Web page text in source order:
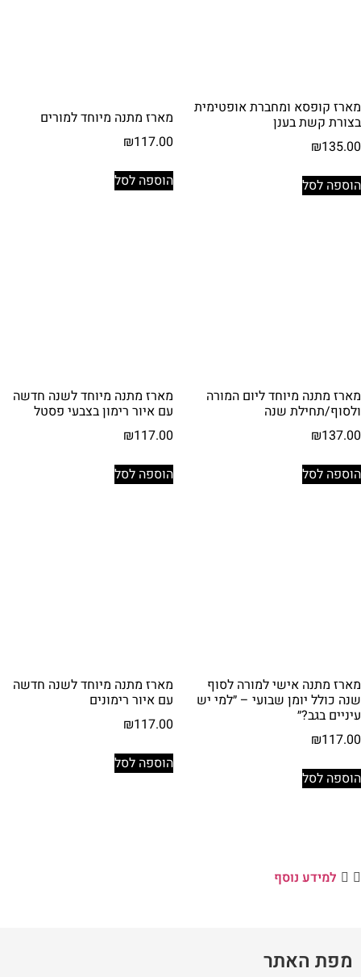
מארז קופסא ומחברת אופטימית
בצורת קשת בענן
₪135.00
הוספה לסל
מארז מתנה מיוחד למורים
₪117.00
הוספה לסל
מארז מתנה מיוחד ליום המורה
ולסוף/תחילת שנה
₪137.00
הוספה לסל
מארז מתנה מיוחד לשנה חדשה
עם איור רימון בצבעי פסטל
₪117.00
הוספה לסל
מארז מתנה אישי למורה לסוף
שנה כולל יומן שבועי – ״למי יש
עיניים בגב?״
₪117.00
הוספה לסל
מארז מתנה מיוחד לשנה חדשה
עם איור רימונים
₪117.00
הוספה לסל
למידע נוסף
מפת האתר